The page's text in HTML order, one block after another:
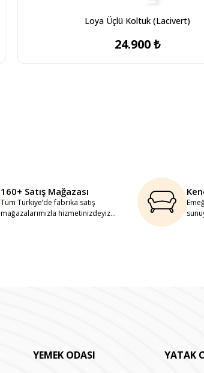
Loya Üçlü Koltuk (Lacivert)
24.900 ₺
160+ Satış Mağazası
Tüm Türkiye’de fabrika satış
mağazalarımızla hizmetinizdeyiz...
YEMEK ODASI YATAK